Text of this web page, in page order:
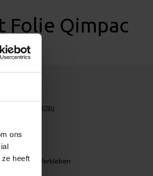
ons
heeft
Folie Qimpac
(B2B)
& Tricks
zum Verkleben